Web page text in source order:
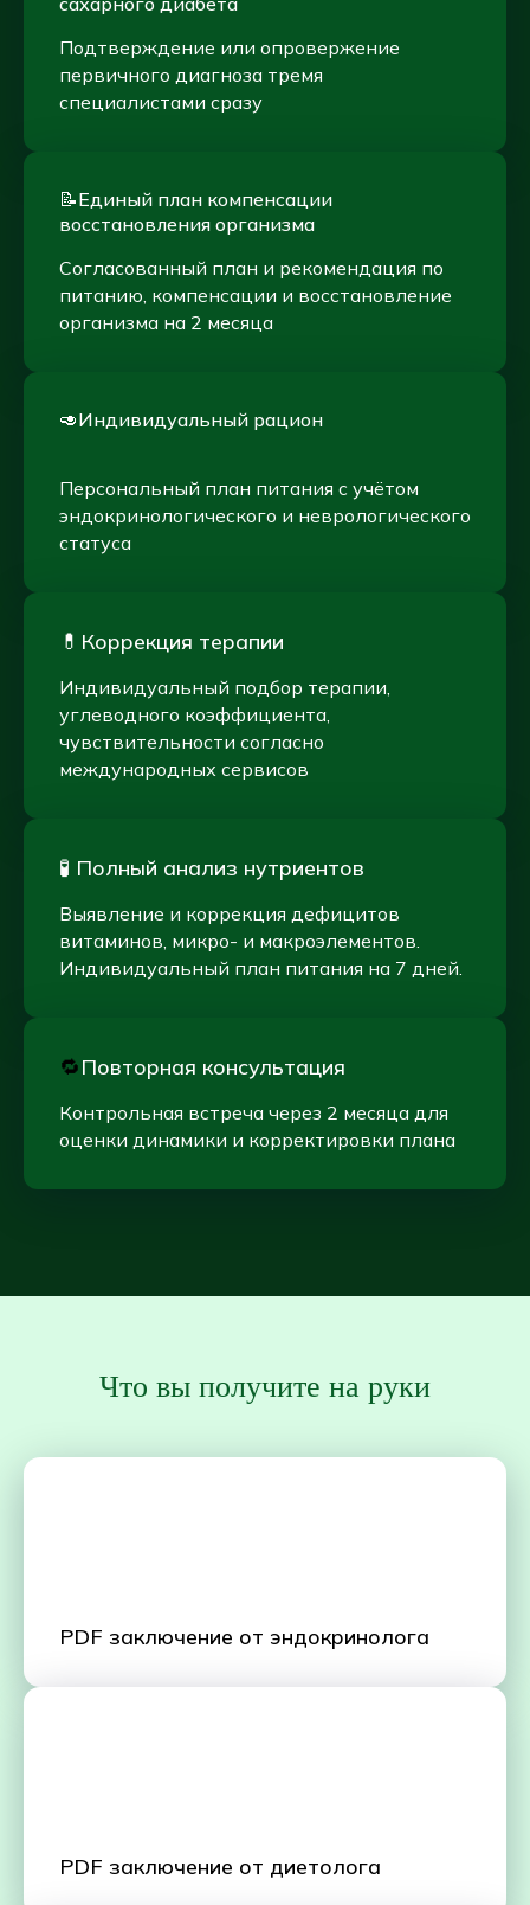
Подтверждение или опровержение
первичного диагноза тремя
специалистами сразу
📝Единый план компенсации
восстановления организма
Согласованный план и рекомендация по
питанию, компенсации и восстановление
организма на 2 месяца
🥑Индивидуальный рацион
Персональный план питания с учётом
эндокринологического и неврологического
статуса
💊Коррекция терапии
Индивидуальный подбор терапии,
углеводного коэффициента,
чувствительности согласно
международных сервисов
🧪 Полный анализ нутриентов
Выявление и коррекция дефицитов
витаминов, микро- и макроэлементов.
Индивидуальный план питания на 7 дней.
🔁Повторная консультация
Контрольная встреча через 2 месяца для
оценки динамики и корректировки плана
Что вы получите на руки
PDF заключение от эндокринолога
PDF заключение от диетолога